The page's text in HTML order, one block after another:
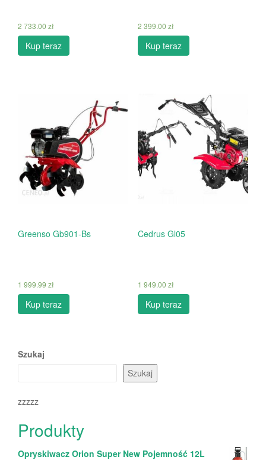
2 733.00 zł
Kup teraz
2 399.00 zł
Kup teraz
Greenso Gb901-Bs
1 999.99 zł
Kup teraz
Cedrus Gl05
1 949.00 zł
Kup teraz
Szukaj
Szukaj
zzzzz
Produkty
Opryskiwacz Orion Super New Pojemność 12L